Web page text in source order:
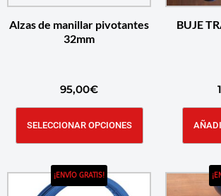
Alzas de manillar pivotantes
32mm
95,00€
SELECCIONAR OPCIONES
¡ENVÍO GRATIS!